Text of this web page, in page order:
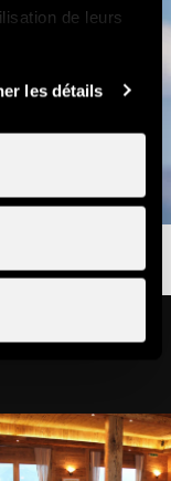
de leurs
les détails